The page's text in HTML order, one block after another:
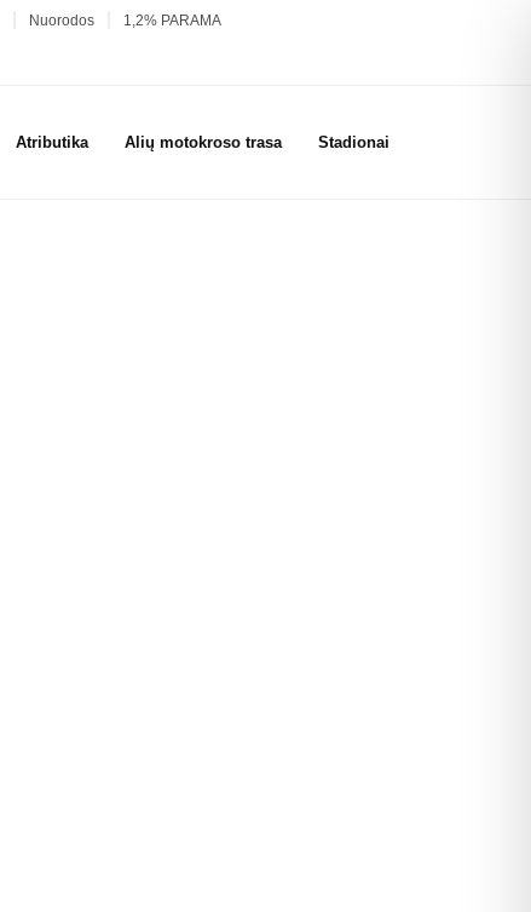
Nuorodos 1,2% PARAMA
Atributika Alių motokroso trasa Stadionai